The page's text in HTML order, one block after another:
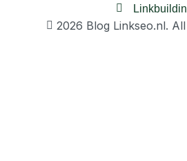
2026 Blog Linkseo.nl.